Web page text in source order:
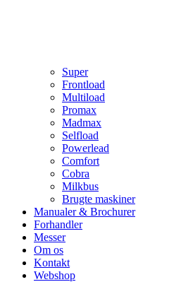
Super
Frontload
Multiload
Promax
Madmax
Selfload
Powerlead
Comfort
Cobra
Milkbus
Brugte maskiner
Manualer & Brochurer
Forhandler
Messer
Om os
Kontakt
Webshop